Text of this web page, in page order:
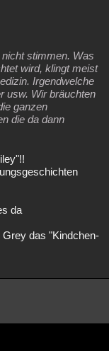
stimmen. Was
wird, klingt meist
Irgendwelche
usw. Wir bräuchten
ganzen
die da dann
da
das "Kindchen-